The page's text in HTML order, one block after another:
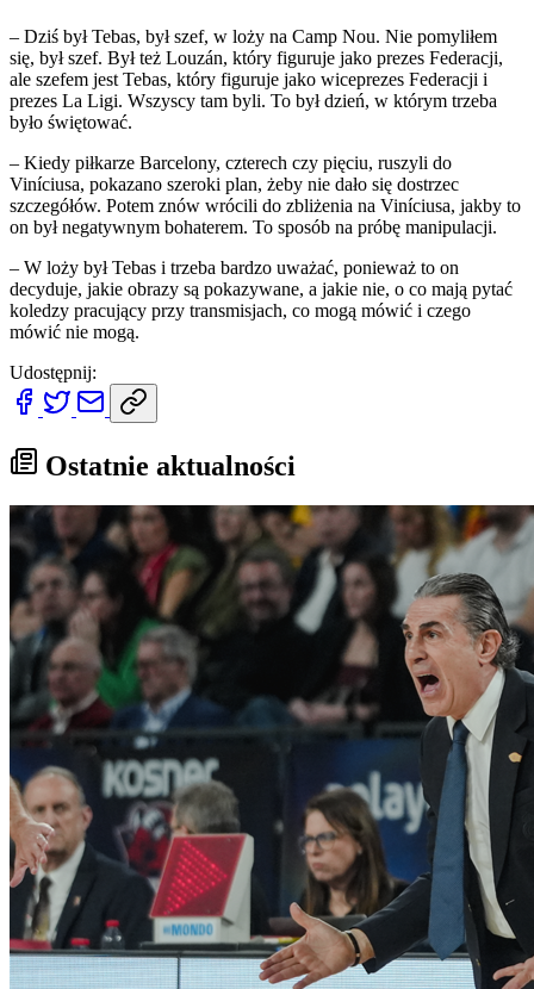
– Dziś był Tebas, był szef, w loży na Camp Nou. Nie pomyliłem
się, był szef. Był też Louzán, który figuruje jako prezes Federacji,
ale szefem jest Tebas, który figuruje jako wiceprezes Federacji i
prezes La Ligi. Wszyscy tam byli. To był dzień, w którym trzeba
było świętować.
– Kiedy piłkarze Barcelony, czterech czy pięciu, ruszyli do
Viníciusa, pokazano szeroki plan, żeby nie dało się dostrzec
szczegółów. Potem znów wrócili do zbliżenia na Viníciusa, jakby to
on był negatywnym bohaterem. To sposób na próbę manipulacji.
– W loży był Tebas i trzeba bardzo uważać, ponieważ to on
decyduje, jakie obrazy są pokazywane, a jakie nie, o co mają pytać
koledzy pracujący przy transmisjach, co mogą mówić i czego
mówić nie mogą.
Udostępnij:
Ostatnie aktualności